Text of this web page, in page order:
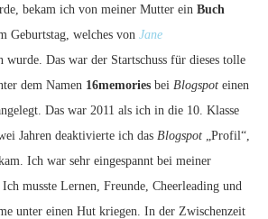
bekam ich von meiner Mutter ein Buch
Geburtstag, welches von Jane
wurde. Das war der Startschuss für dieses tolle
dem Namen 16memories bei Blogspot einen
Das war 2011 als ich in die 10. Klasse
Jahren deaktivierte ich das Blogspot „Profil“,
Ich war sehr eingespannt bei meiner
musste Lernen, Freunde, Cheerleading und
unter einen Hut kriegen. In der Zwischenzeit